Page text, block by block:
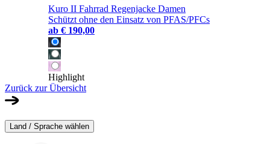
Kuro II Fahrrad Regenjacke Damen
Schützt ohne den Einsatz von PFAS/PFCs
ab € 190,00
Highlight
Zurück zur Übersicht
Land / Sprache wählen